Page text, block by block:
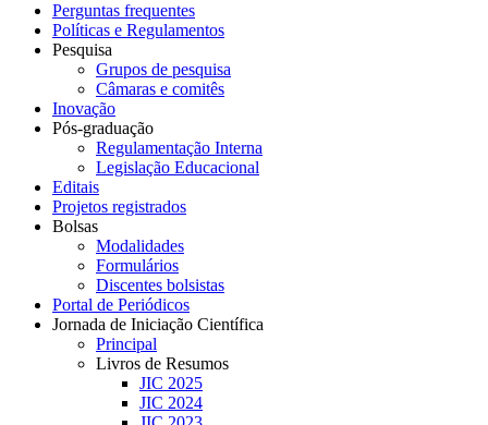
Perguntas frequentes
Políticas e Regulamentos
Pesquisa
Grupos de pesquisa
Câmaras e comitês
Inovação
Pós-graduação
Regulamentação Interna
Legislação Educacional
Editais
Projetos registrados
Bolsas
Modalidades
Formulários
Discentes bolsistas
Portal de Periódicos
Jornada de Iniciação Científica
Principal
Livros de Resumos
JIC 2025
JIC 2024